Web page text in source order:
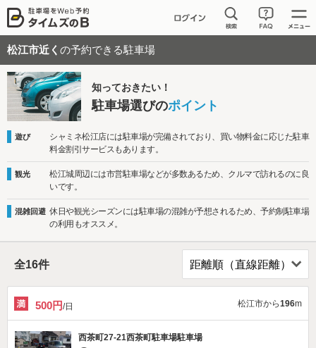
松江市近く の予約できる駐車場
知っておきたい！
駐車場選びのポイント
遊び
シャミネ松江店には駐車場が完備されており、買い物料金に応じた駐車
料金割引サービスもあります。
観光
松江城周辺には市営駐車場などが多数あるため、クルマで訪れるのに良
いです。
混雑回避 休日や観光シーズンには駐車場の混雑が予想されるため、予約制駐車場
の利用もオススメ。
全16件
500円/日 松江市から196m
西茶町27-21西茶町駐車場駐車場